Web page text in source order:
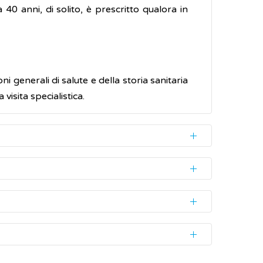
40 anni, di solito, è prescritto qualora in
generali di salute e della storia sanitaria
visita specialistica.
per misurare la quantità di antigene
il prelievo se si ha un'infezione urinariain
non allarmarsi poiché l’aumento
molteplici: un ingrossamento (ipertrofia